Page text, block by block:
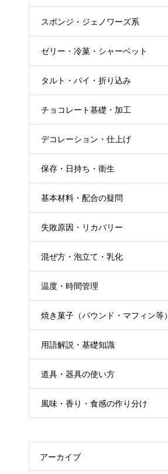
スポンジ・ジェノワーズ系
ゼリー・冷菓・シャーベット
タルト・パイ・折り込み
チョコレート基礎・加工
デコレーション・仕上げ
保存・日持ち・衛生
基本材料・配合の疑問
失敗原因・リカバリー
混ぜ方・泡立て・乳化
温度・時間管理
焼き菓子（パウンド・マフィン等）
用語解説・基礎知識
道具・器具の使い方
風味・香り・食感の作り分け
アーカイブ